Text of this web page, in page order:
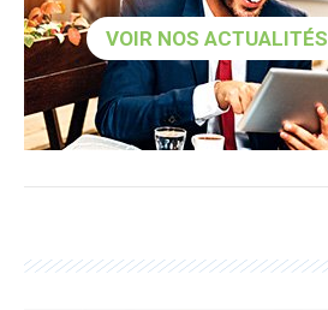
VOIR NOS ACTUALITÉS